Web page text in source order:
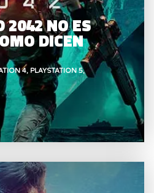
2042 NO ES
DICEN
4 PLAYSTATION 5